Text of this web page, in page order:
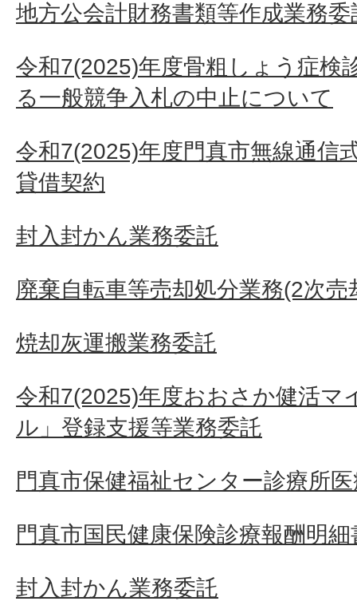
地方公会計財務書類等作成業務委
令和7(2025)年度骨粗しょう症検
る一般競争入札の中止について
令和7(2025)年度門真市無線通信
貸借契約
封入封かん業務委託
廃棄自転車等売却処分業務(2次売
焼却灰運搬業務委託
令和7(2025)年度おおさか健活マ
ル」登録支援等業務委託
門真市保健福祉センター診療所
門真市国民健康保険診療報酬明
封入封かん業務委託